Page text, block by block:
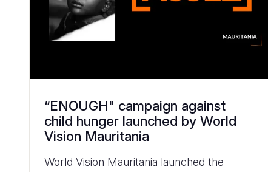
“ENOUGH" campaign against
child hunger launched by World
Vision Mauritania
World Vision Mauritania launched the